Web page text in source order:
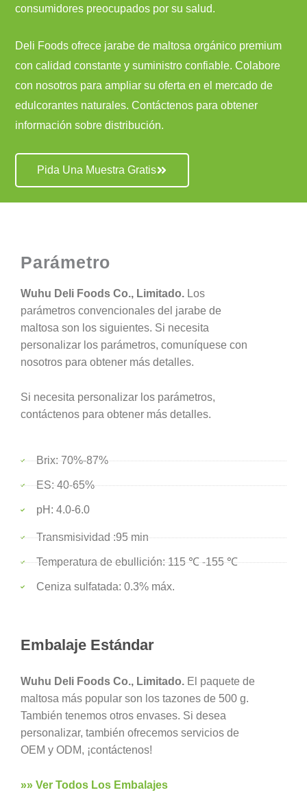
consumidores preocupados por su salud.
Deli Foods ofrece jarabe de maltosa orgánico premium
con calidad constante y suministro confiable. Colabore
con nosotros para ampliar su oferta en el mercado de
edulcorantes naturales. Contáctenos para obtener
información sobre distribución.
Pida Una Muestra Gratis
Parámetro
Wuhu Deli Foods Co., Limitado. Los
parámetros convencionales del jarabe de
maltosa son los siguientes. Si necesita
personalizar los parámetros, comuníquese con
nosotros para obtener más detalles.
Si necesita personalizar los parámetros,
contáctenos para obtener más detalles.
Brix: 70%-87%
ES: 40-65%
pH: 4.0-6.0
Transmisividad :95 min
Temperatura de ebullición: 115 ℃ -155 ℃
Ceniza sulfatada: 0.3% máx.
Embalaje Estándar
Wuhu Deli Foods Co., Limitado. El paquete de
maltosa más popular son los tazones de 500 g.
También tenemos otros envases. Si desea
personalizar, también ofrecemos servicios de
OEM y ODM, ¡contáctenos!
»» Ver Todos Los Embalajes